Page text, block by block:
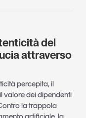
del
attraverso
percepita, il
valore dei dipendenti
la trappola
artificiale, la